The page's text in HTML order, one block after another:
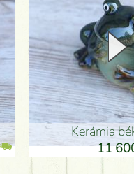
Kerámia
11